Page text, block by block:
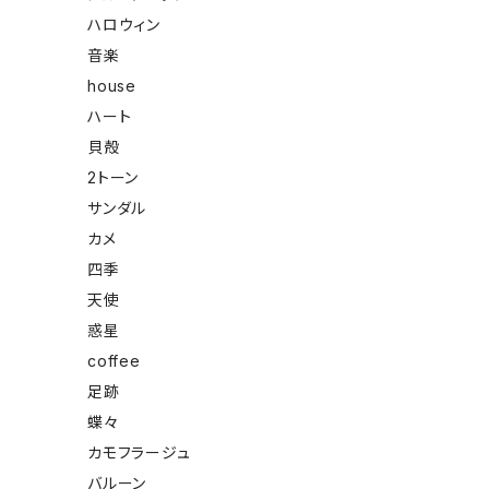
ハロウィン
音楽
house
ハート
貝殻
2トーン
サンダル
カメ
四季
天使
惑星
coffee
足跡
蝶々
カモフラージュ
バルーン